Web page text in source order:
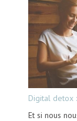
Digital detox
Et si nous